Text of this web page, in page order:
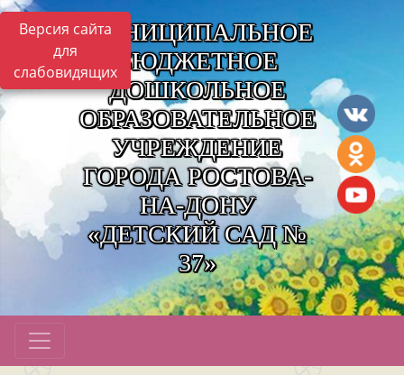
Версия сайта
для
слабовидящих
МУНИЦИПАЛЬНОЕ
БЮДЖЕТНОЕ
ДОШКОЛЬНОЕ
ОБРАЗОВАТЕЛЬНОЕ
УЧРЕЖДЕНИЕ
ГОРОДА РОСТОВА-
НА-ДОНУ
«ДЕТСКИЙ САД №
37»